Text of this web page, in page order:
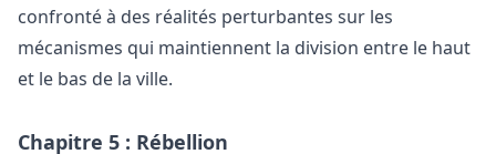
confronté à des réalités perturbantes sur les
mécanismes qui maintiennent la division entre le haut
et le bas de la ville.
Chapitre 5 : Rébellion